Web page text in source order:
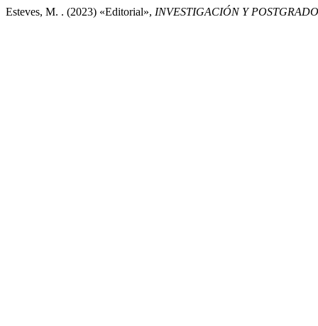
Esteves, M. . (2023) «Editorial», INVESTIGACIÓN Y POSTGRADO